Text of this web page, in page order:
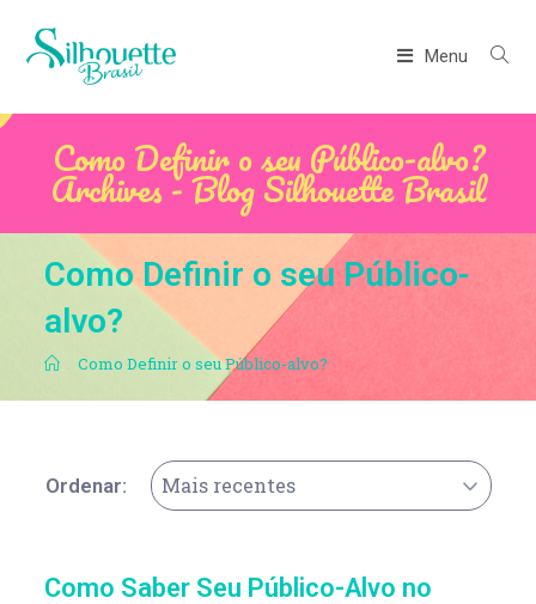
Menu
Como Definir o seu Público-alvo?
Archives - Blog Silhouette Brasil
Como Definir o seu Público-
alvo?
. Como Definir o seu Público-alvo?
Ordenar: Mais recentes
Como Saber Seu Público-Alvo no